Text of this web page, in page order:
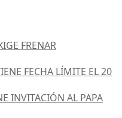
FRENAR
FECHA LÍMITE EL 20
INVITACIÓN AL PAPA